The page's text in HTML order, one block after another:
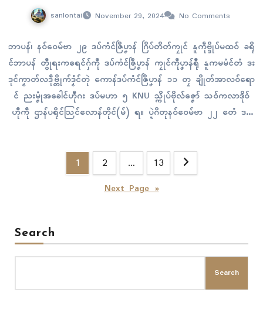
sanlontai November 29, 2024 No Comments
ဘာပန်၊ နဝ်ဝေမ်ဗာ ၂၉ ဒပ်ကံၚ်ဇြဳပၞာန် ဂြိပ်တိတ်ကၠုၚ် နူကဵုဗ္ဒိုပ်မထဝ် ခရို
ၚ်ဘာပန် တွဵုရးကရေၚ်ဂှ်ကဵု ဒပ်ကံၚ်ဇြဳပၞာန် ကၠုၚ်ကဵုပၞာန်ရီု နူကမမံၚ်တံ ဒး
ဒုၚ်ကၟာတ်လဒဵုဗ္တိုက်ဒၟံၚ်တုဲ ကောန်ဒပ်ကံၚ်ဇြဳပၞာန် ၁၁ တၠ ချိုတ်အာလဝ်ရော
ၚ် ညးမၞုံအခေါၚ်ဟီုဂး ဒပ်မဟာ ၅ KNU သ္ကိုပ်ဗိုလ်ဇၞော် သဝ်ကလာဒိုဝ်
ဟီုကဵု ဌာန်ပရိုၚ်သြၚ်လောန်တိုၚ်(မ်) ရ။ ပ္ဍဲဂိတုနဝ်ဝေမ်ဗာ ၂၂ တေံ ဒပ်
1 2 … 13
Next Page »
Search
Search